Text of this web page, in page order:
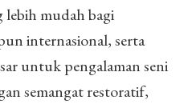
lebih mudah bagi
internasional, serta
untuk pengalaman seni
semangat restoratif,